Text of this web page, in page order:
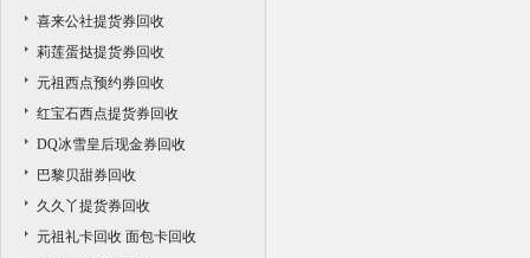
喜来公社提货券回收
莉莲蛋挞提货券回收
元祖西点预约券回收
红宝石西点提货券回收
DQ冰雪皇后现金券回收
巴黎贝甜券回收
久久丫提货券回收
元祖礼卡回收 面包卡回收